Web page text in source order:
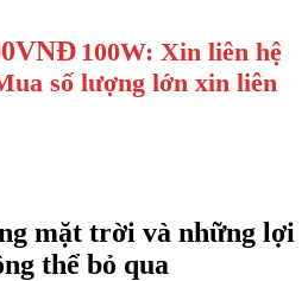
100W: Xin liên hệ
số lượng lớn xin liên
mặt trời và những lợi
thể bỏ qua